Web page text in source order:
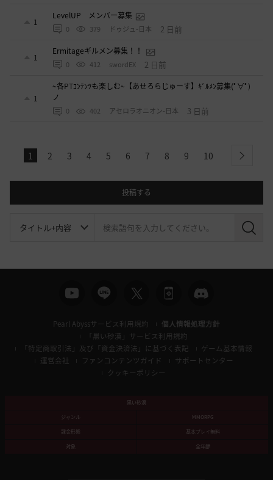
1
LevelUP メンバー募集
0 379 ドゥジュ-日本 2 日前
1
Ermitageギルメン募集！！
0 412 swordEX 2 日前
1
~各PTｺﾝﾃﾝﾂも楽しむ~【あせろらじゅーす】ｷﾞﾙﾒﾝ募集(ﾟ∀ﾟ)
ノ
0 402 アセロラオニオン-日本 3 日前
1 2 3 4 5 6 7 8 9 10 next
投稿する
検
Pearl Abyssサービス利用規約
個人情報処理方針
「黒い砂漠」サービス利用規約
「特定商取引法」及び「資金決済法」に基づく表記
ゲーム基本情報
運営会社
ファンコンテンツガイド
サポートセンター
クッキーポリシー
黒い砂漠
ジャンル
MMORPG
課金形態
基本プレイ無料
対象
全年齢